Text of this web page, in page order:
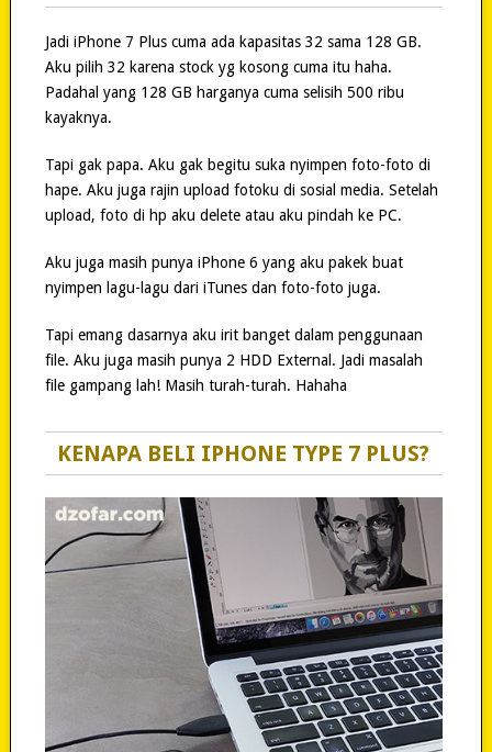
Jadi iPhone 7 Plus cuma ada kapasitas 32 sama 128 GB.
Aku pilih 32 karena stock yg kosong cuma itu haha.
Padahal yang 128 GB harganya cuma selisih 500 ribu
kayaknya.
Tapi gak papa. Aku gak begitu suka nyimpen foto-foto di
hape. Aku juga rajin upload fotoku di sosial media. Setelah
upload, foto di hp aku delete atau aku pindah ke PC.
Aku juga masih punya iPhone 6 yang aku pakek buat
nyimpen lagu-lagu dari iTunes dan foto-foto juga.
Tapi emang dasarnya aku irit banget dalam penggunaan
file. Aku juga masih punya 2 HDD External. Jadi masalah
file gampang lah! Masih turah-turah. Hahaha
KENAPA BELI IPHONE TYPE 7 PLUS?